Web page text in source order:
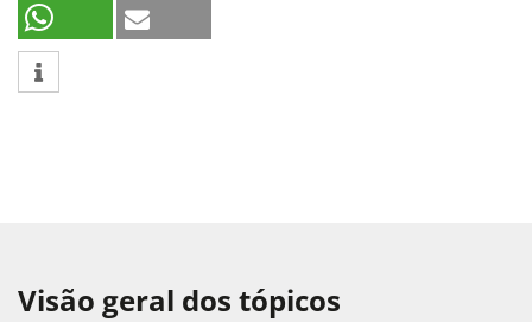
Visão geral dos tópicos